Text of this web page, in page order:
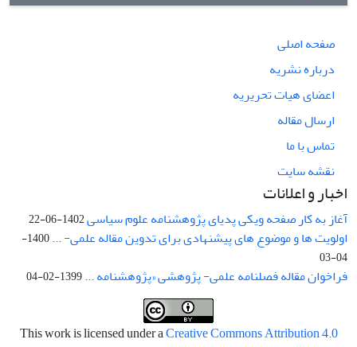
صفحه اصلی
درباره نشریه
اعضای هیات تحریریه
ارسال مقاله
تماس با ما
نقشه سایت
اخبار و اعلانات
آغاز به کار صفحه ویکی پدیای پژوهشنامه علوم سیاسی1402-06-22
اولویت ها و موضوع های پیشنهادی برای تدوین مقاله علمی- ...
1400-
04-03
فراخوان مقاله فصلنامه علمی- پژوهشی «پژوهشنامه ...1399-02-04
This work is licensed under aCreative Commons Attribution 4.0